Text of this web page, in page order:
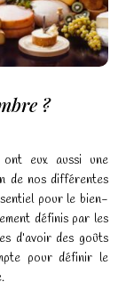
?
eux aussi une
de nos différentes
pour le bien-
définis par les
d’avoir des goûts
pour définir le